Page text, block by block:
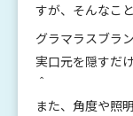
すが、そんなこ
グラマラスブラ
実口元を隠すだ
＾
また、角度や照